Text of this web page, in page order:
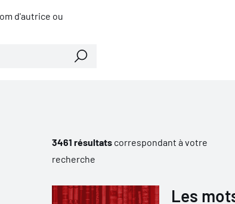
d'autrice ou
3461 résultatscorrespondant à votre
recherche
Les